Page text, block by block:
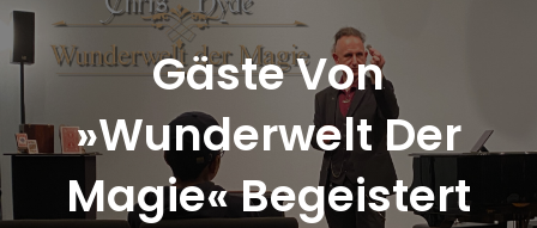
Gäste Von
»Wunderwelt Der
Magie« Begeistert